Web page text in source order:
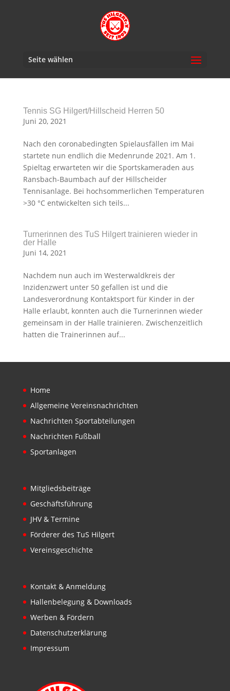
Seite wählen
Tennis SG Hilgert/Hillscheid Herren 50
Juni 20, 2021
Nach den coronabedingten Spielausfällen im Mai
startete nun endlich die Medenrunde 2021. Am 1.
Spieltag erwarteten wir die Sportskameraden aus
Ransbach-Baumbach auf der Hillscheider
Tennisanlage. Bei hochsommerlichen Temperaturen
>30 °C entwickelten sich teils...
Turnerinnen des TuS Hilgert trainieren wieder in
der Halle
Juni 14, 2021
Nachdem nun auch im Westerwaldkreis der
Inzidenzwert unter 50 gefallen ist und die
Landesverordnung Kontaktsport für Kinder in der
Halle erlaubt, konnten auch die Turnerinnen wieder
gemeinsam in der Halle trainieren. Zwischenzeitlich
hatten die Trainerinnen auf...
Home
Allgemeine Vereinsnachrichten
Nachrichten Sportabteilungen
Nachrichten Fußball
Sportanlagen
Mitgliedsbeiträge
Geschäftsführung
JHV & Termine
Förderer des TuS Hilgert
Vereinsgeschichte
Kontakt & Anmeldung
Hallenbelegung & Downloads
Werben & Fördern
Datenschutzerklärung
Impressum